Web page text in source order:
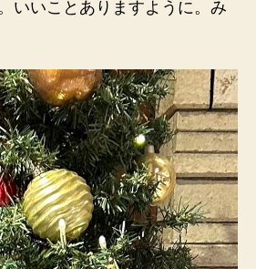
いいことありますように。み